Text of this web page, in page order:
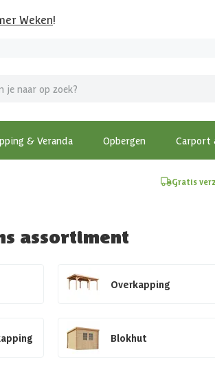
Weken!
& Veranda Opbergen Carport
en tuinhuizen!
Gratis
assortiment
Overkapping
Blokhut